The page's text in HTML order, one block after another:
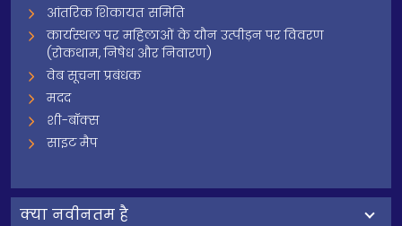
आंतरिक शिकायत समिति
कार्यस्थल पर महिलाओं के यौन उत्पीड़न पर विवरण
(रोकथाम, निषेध और निवारण)
वेब सूचना प्रबंधक
मदद
शी-बॉक्स
साइट मैप
क्‍या नवीनतम है